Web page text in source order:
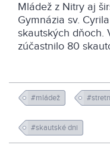
Mládež z Nitry aj
Gymnázia sv.
skautských dňoch.
zúčastnilo 80
#mládež
#skautské dni